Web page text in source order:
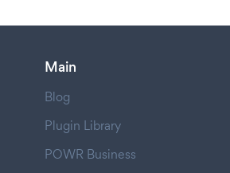
Main
Blog
Plugin Library
POWR Business